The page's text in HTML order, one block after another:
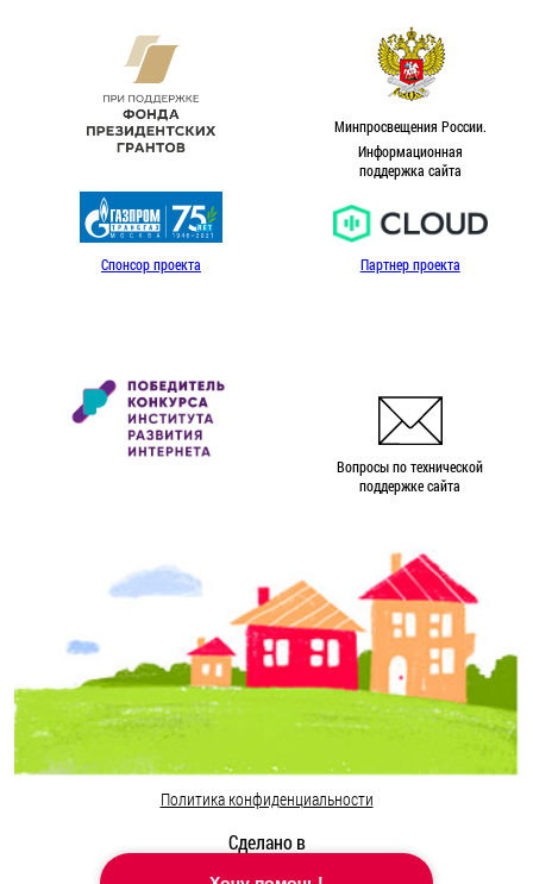
Минпросвещения России.
Информационная
поддержка сайта
Спонсор проекта Партнер проекта
Вопросы по технической
поддержке сайта
Политика конфиденциальности
Сделано в